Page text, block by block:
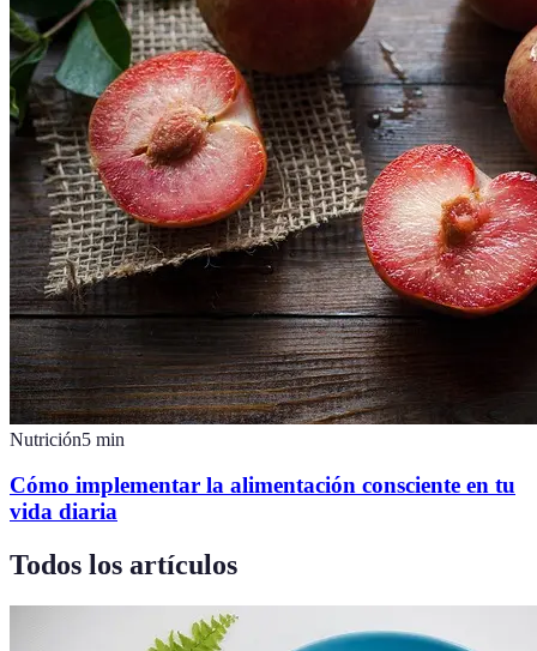
Nutrición5 min
Cómo implementar la alimentación consciente en tu
vida diaria
Todos los artículos